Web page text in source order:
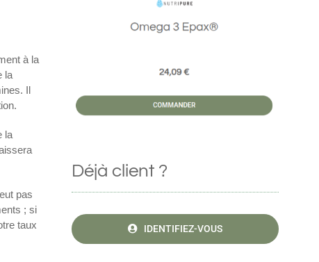
à la
la
Il
la
pas
; si
taux
Déjà client ?
IDENTIFIEZ-VOUS